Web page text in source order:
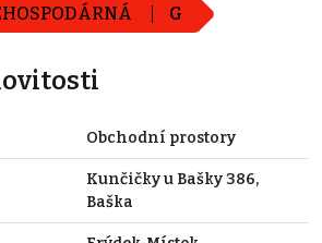
G
Obchodní prostory
Kunčičky u Bašky 386,
Baška